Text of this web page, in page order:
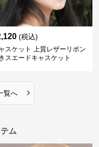
(税込)
スケット 上質レザーリボン
スエードキャスケット
覧へ ›
ム